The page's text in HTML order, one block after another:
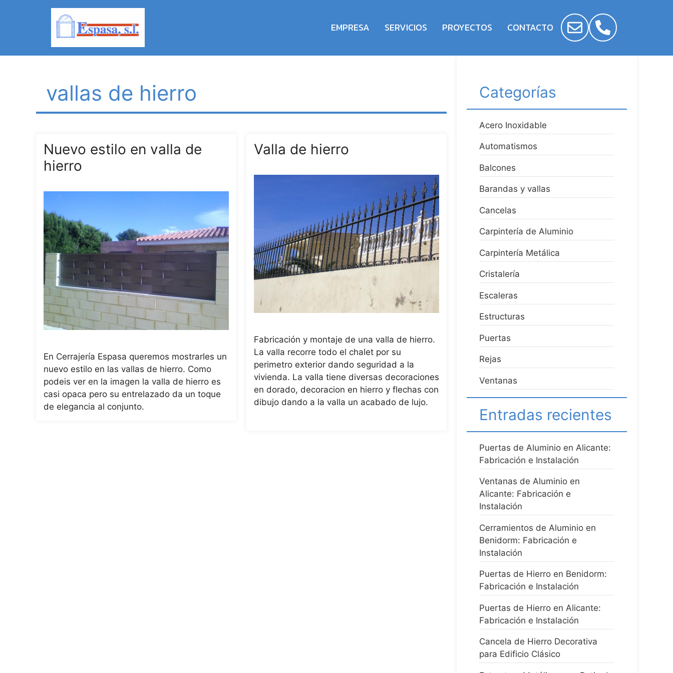
EMPRESA SERVICIOS PROYECTOS CONTACTO
vallas de hierro
Nuevo estilo en valla de
hierro
En Cerrajería Espasa queremos mostrarles un
nuevo estilo en las vallas de hierro. Como
podeis ver en la imagen la valla de hierro es
casi opaca pero su entrelazado da un toque
de elegancia al conjunto.
Valla de hierro
Fabricación y montaje de una valla de hierro.
La valla recorre todo el chalet por su
perimetro exterior dando seguridad a la
vivienda. La valla tiene diversas decoraciones
en dorado, decoracion en hierro y flechas con
dibujo dando a la valla un acabado de lujo.
Categorías
Acero Inoxidable
Automatismos
Balcones
Barandas y vallas
Cancelas
Carpintería de Aluminio
Carpintería Metálica
Cristalería
Escaleras
Estructuras
Puertas
Rejas
Ventanas
Entradas recientes
Puertas de Aluminio en Alicante:
Fabricación e Instalación
Ventanas de Aluminio en
Alicante: Fabricación e
Instalación
Cerramientos de Aluminio en
Benidorm: Fabricación e
Instalación
Puertas de Hierro en Benidorm:
Fabricación e Instalación
Puertas de Hierro en Alicante:
Fabricación e Instalación
Cancela de Hierro Decorativa
para Edificio Clásico